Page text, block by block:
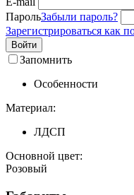
ПарольЗабыли пароль?
Зарегистрироваться как
Войти
Запомнить
Особенности
Материал:
ЛДСП
Основной цвет:
Розовый